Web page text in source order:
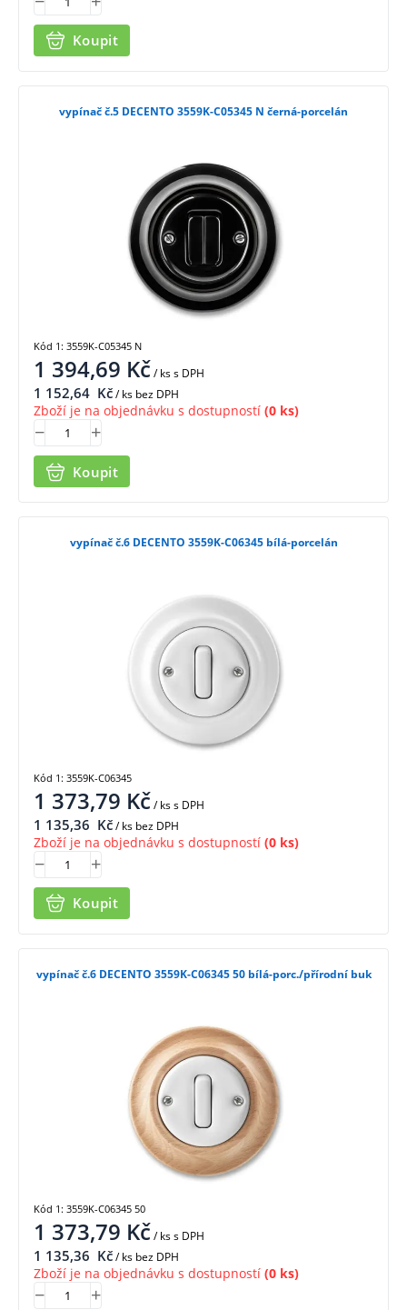
Koupit
vypínač č.5 DECENTO 3559K-C05345 N černá-porcelán
1 394,69 Kč/ kss DPH
1 152,64 Kč/ ks bez DPH
Zboží je na objednávku s dostupností (0 ks)
Koupit
Kód 1: 3559K-C05345 N
vypínač č.6 DECENTO 3559K-C06345 bílá-porcelán
1 373,79 Kč/ kss DPH
1 135,36 Kč/ ks bez DPH
Zboží je na objednávku s dostupností (0 ks)
Koupit
Kód 1: 3559K-C06345
vypínač č.6 DECENTO 3559K-C06345 50 bílá-porc./přírodní buk
1 373,79 Kč/ kss DPH
1 135,36 Kč/ ks bez DPH
Zboží je na objednávku s dostupností (0 ks)
Kód 1: 3559K-C06345 50